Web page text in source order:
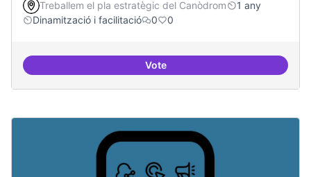
Treballem el pla estratègic del Canòdrom
1 any
Dinamització i facilitació
0 0
VoteEspai grades democràtiques